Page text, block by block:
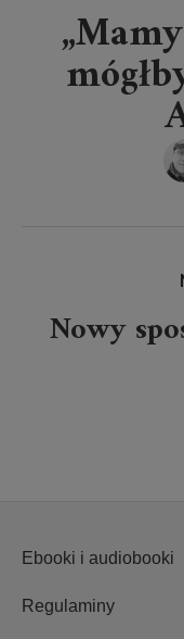
Nowy
Ebooki i audiobooki
Regulaminy